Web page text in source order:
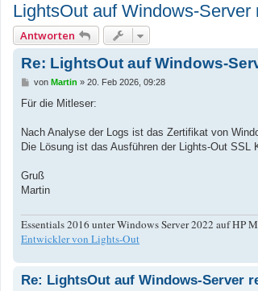
LightsOut auf Windows-
Antworten
Re: LightsOut auf Windows-
B
i
a
von Martin » 20. Feb 2026, 09:28
Für die Mitleser:
Nach Analyse der Logs ist das Zertifikat von
Die Lösung ist das Ausführen der Lights-Out
Gruß
Martin
Essentials 2016 unter Windows Server 2022 auf HP
Entwickler von Lights-Out
Re: LightsOut auf Windows-Server